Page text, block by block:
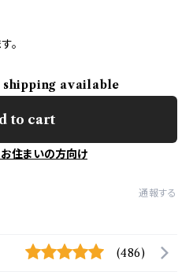
。
available
to cart
住まいの方向け
通報する
(486)